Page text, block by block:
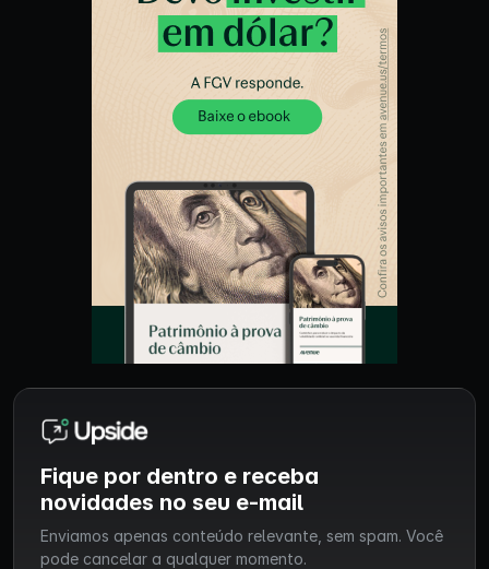
Fique por dentro e receba
novidades no seu e-mail
Enviamos apenas conteúdo relevante, sem spam. Você
pode cancelar a qualquer momento.